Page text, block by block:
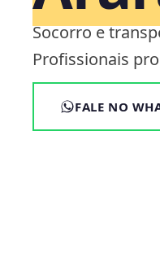
Socorro e
Profissionais
FALE NO